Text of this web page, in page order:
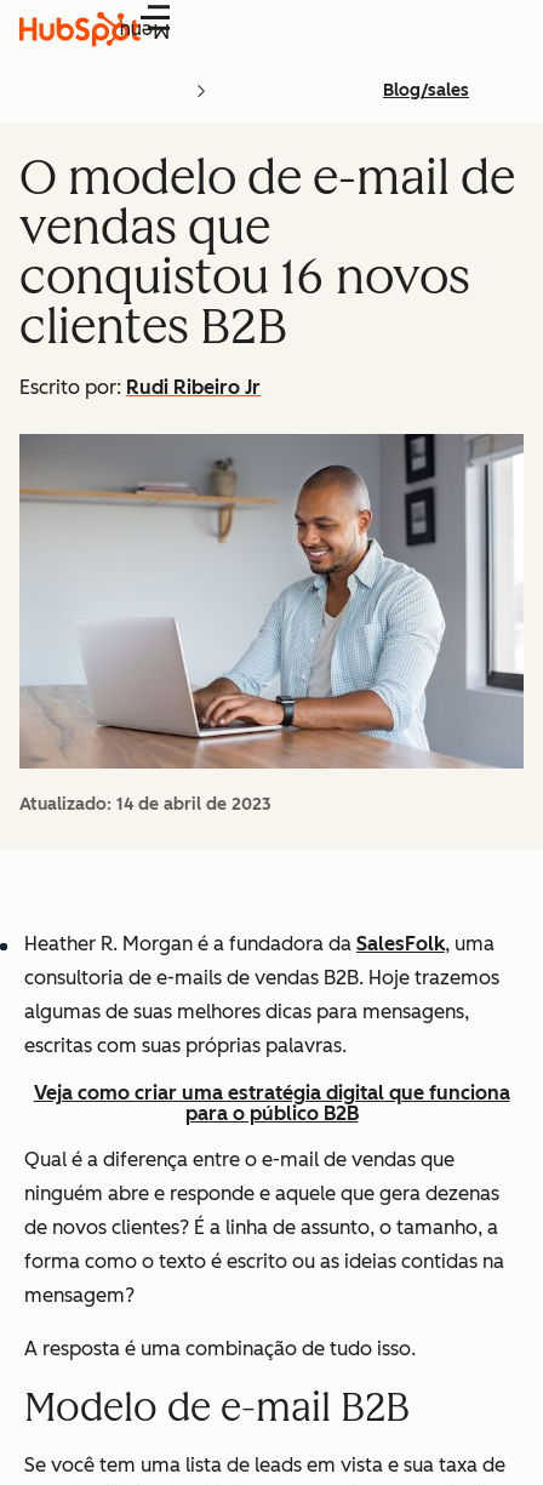
Menu
Blog/sales
O modelo de e-mail de
vendas que
conquistou 16 novos
clientes B2B
Escrito por: Rudi Ribeiro Jr
Atualizado: 14 de abril de 2023
Heather R. Morgan é a fundadora da SalesFolk, uma
consultoria de e-mails de vendas B2B. Hoje trazemos
algumas de suas melhores dicas para mensagens,
escritas com suas próprias palavras.
Veja como criar uma estratégia digital que funciona
para o público B2B
Qual é a diferença entre o e-mail de vendas que
ninguém abre e responde e aquele que gera dezenas
de novos clientes? É a linha de assunto, o tamanho, a
forma como o texto é escrito ou as ideias contidas na
mensagem?
A resposta é uma combinação de tudo isso.
Modelo de e-mail B2B
Se você tem uma lista de leads em vista e sua taxa de